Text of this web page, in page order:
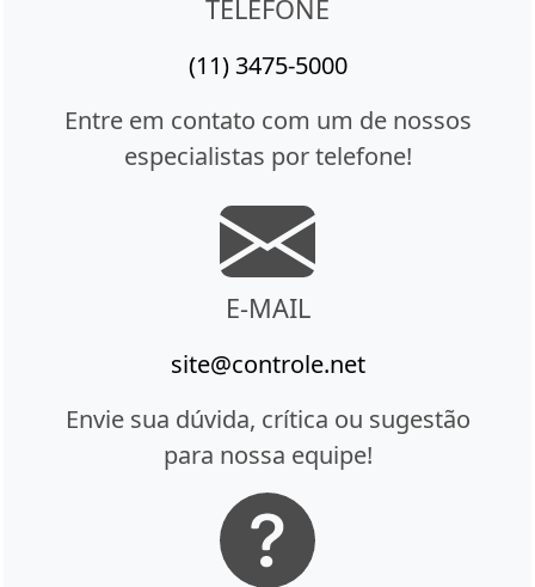
TELEFONE
(11) 3475-5000
Entre em contato com um de nossos
especialistas por telefone!
E-MAIL
site@controle.net
Envie sua dúvida, crítica ou sugestão
para nossa equipe!